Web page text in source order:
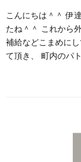
こんにちは＾＾ 伊
たね＾＾ これから
補給などこまめに
て頂き、 町内のパ